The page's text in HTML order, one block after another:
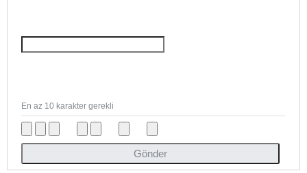
Gönder
En az 10 karakter gerekli